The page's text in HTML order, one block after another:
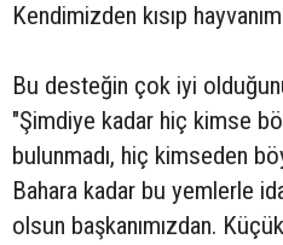
Kendimizden kısıp
Bu desteğin çok iyi
"Şimdiye kadar hiç kimse
bulunmadı, hiç kimseden
Bahara kadar bu yemlerle
olsun başkanımızdan.